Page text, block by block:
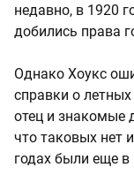
недавно, в 1920
добились права
Однако Хоукс
справки о
отец и знакомые
что таковых нет
годах были еще